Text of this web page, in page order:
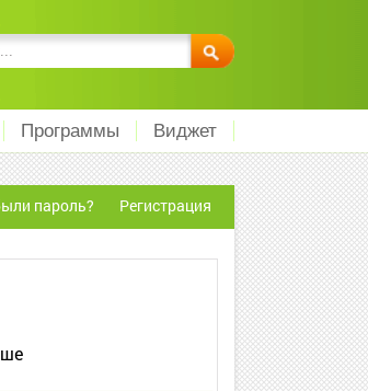
Программы Виджет
пароль? Регистрация